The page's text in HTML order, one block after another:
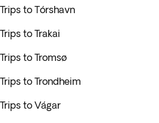
Trips to Tórshavn
Trips to Trakai
Trips to Tromsø
Trips to Trondheim
Trips to Vágar